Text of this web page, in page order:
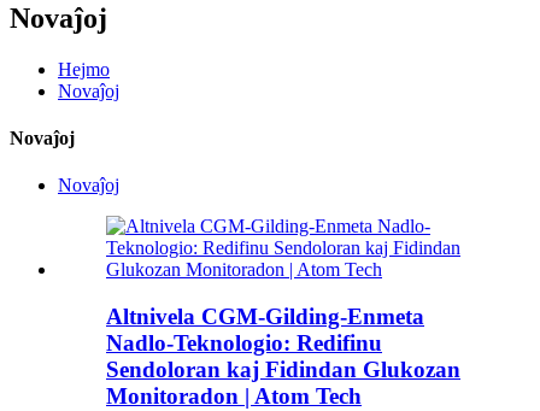
Novaĵoj
Hejmo
Novaĵoj
Novaĵoj
Novaĵoj
Altnivela CGM-Gilding-Enmeta
Nadlo-Teknologio: Redifinu
Sendoloran kaj Fidindan Glukozan
Monitoradon | Atom Tech